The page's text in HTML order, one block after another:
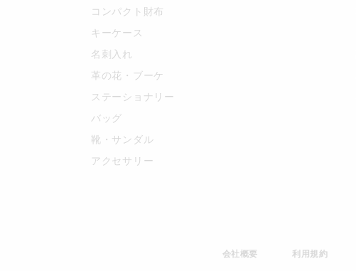
コンパクト財布
キーケース
名刺入れ
革の花・ブーケ
ステーショナリー
バッグ
靴・サンダル
アクセサリー
会社概要 利用規約